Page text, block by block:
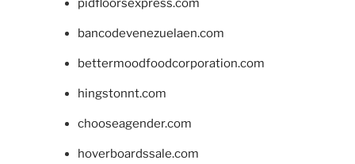
pidfloorsexpress.com
bancodevenezuelaen.com
bettermoodfoodcorporation.com
hingstonnt.com
chooseagender.com
hoverboardssale.com